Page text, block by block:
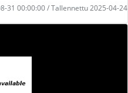
31 00:00:00 / Tallennettu 2025-04-24